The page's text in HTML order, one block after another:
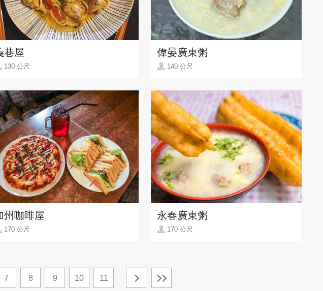
巷屋
130 公尺
偉晏廣東粥
140 公尺
州咖啡屋
170 公尺
永春廣東粥
170 公尺
7 8 9 10 11